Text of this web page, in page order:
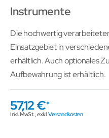
Instrumente
Die hochwertig
Einsatzgebiet in
erhältlich. Auch optionales
Aufbewahrung ist erhältlich.
57,12 €
Inkl. MwSt.,exkl.Versandkosten